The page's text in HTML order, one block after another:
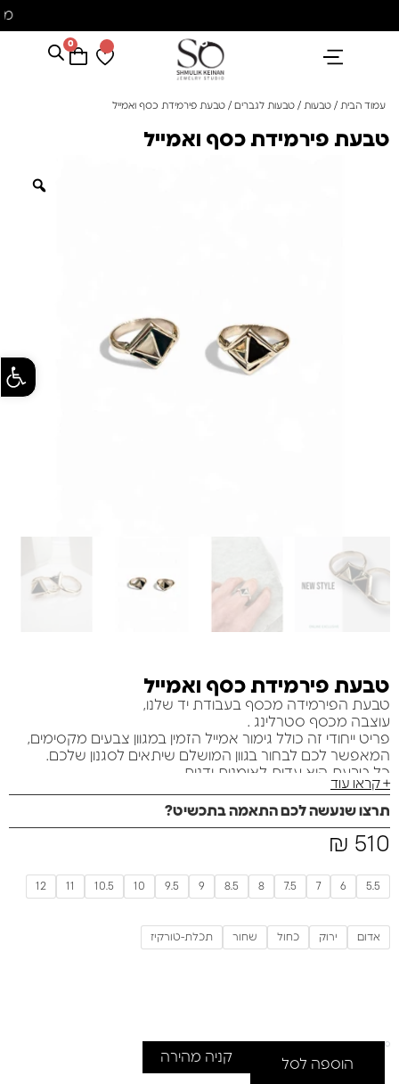
0
עמוד הבית / טבעות / טבעות לגברים / טבעת פירמידת כסף ואמייל
טבעת פירמידת כסף ואמייל
טבעת פירמידת כסף ואמייל
טבעת הפירמידה מכסף בעבודת יד שלנו,
עוצבה מכסף סטרלינג .
פריט ייחודי זה כולל גימור אמייל הזמין במגוון צבעים מקסימים,
המאפשר לכם לבחור בגוון המושלם שיתאים לסגנון שלכם.
כל טבעת היא עדות לאומנות ידנית,
המעניקה מגע של תחכום וייחודיות לקולקציית התכשיטים
שלכם.
+ קראו עוד
תרצו שנעשה לכם התאמה בתכשיט?
₪ 510
5.5
6
7
7.5
8
8.5
9
9.5
10
10.5
11
12
אדום ירוק כחול שחור תכלת-טורקיז
הוספה לסל קניה מהירה
פתח